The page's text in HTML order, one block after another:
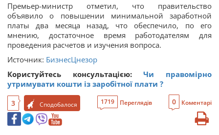
Премьер-министр отметил, что правительство
объявило о повышении минимальной заработной
платы два месяца назад, что обеспечило, по его
мнению, достаточное время работодателям для
проведения расчетов и изучения вопроса.
Источник: БизнесЦнезор
Користуйтесь консультацією:Чи правомірно
утримувати кошти із заробітної плати ?
3 Сподобалося 1719 Переглядів 0 Коментарі